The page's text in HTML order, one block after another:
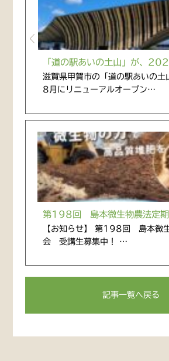
「道の駅あいの土山」が、
滋賀県甲賀市の「道の駅あいの
8月にリニューアルオープン…
第198回 島本微生物農法定期
【お知らせ】 第198回 島本微
会 受講生募集中！ …
記事一覧へ戻る